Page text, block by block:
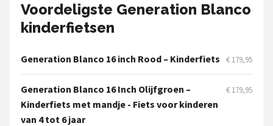
AXA
New Looxs
BBB Cycling
Schwalbe
Voordeligste Generation Blanco
kinderfietsen
Generation Blanco 16 inch Rood – Kinderfiets € 179,95
Generation Blanco 16 Inch Olijfgroen –
Kinderfiets met mandje - Fiets voor kinderen
van 4 tot 6 jaar
€ 179,95